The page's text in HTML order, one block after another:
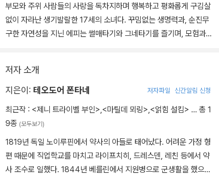
부모와 주위 사람들의 사랑을 독차지하며 행복하고 평화롭게 구김살
없이 자라난 생기발랄한 17세의 소녀다. 꾸밈없는 생명력과, 순진무
구한 자연성을 지닌 에피는 썰매타기와 그네타기를 즐기며, 모험과
에피에게 케씬의 관구장 인스테텐 남작이 청혼을 하면서 사건의 발단
이 이루어진다. 인스테텐은 에피보다 21세나 연상인 귀족 관리로서
호간의 자연스러운 사랑이나 이끌림 같은 것은 별로 고려되지 않아서
비극적 결말의 씨앗을 이미 내포하고 있는 관습적 결혼 결정이었다.
결혼 후, 신랑 인스테텐과 함께 케씬에서의 삶을 시작한 에피에게 결
혼생활은 공허함과 적막함으로 점철된다. 에피가 부담해야 할 새로운
사회적 구속은 곧 에피를 견딜 수 없는 상황으로 몰아넣는다. 관구장
저자 소개
지은이: 테오도어 폰타네 저자파일 신간알림 신청
최근작 : <제니 트라이벨 부인> <마틸데 뫼링> <얽힘 설킴> … 총 1
9종 (모두보기)
1819년 독일 노이루핀에서 약사의 아들로 태어났다. 어려운 가정 형
편 때문에 직업학교를 마치고 라이프치히, 드레스덴, 레친 등에서 약
사 조수로 일했다. 1844년 베를린에서 지원병으로 군생활을 했으며,